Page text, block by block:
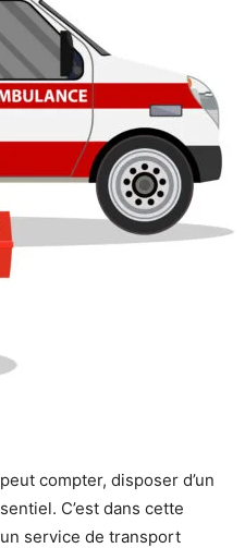
compter, disposer d’un
C’est dans cette
service de transport